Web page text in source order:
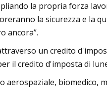
la propria forza
la sicurezza e la
ancora”.
un credito
il credito d'imposta di
aerospaziale, biomedico,